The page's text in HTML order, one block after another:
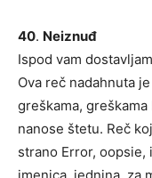
40. Neiznuđ
Ispod vam
Ova reč nadahnuta
greškama,
nanose štetu. Reč
strano Error, oopsie,